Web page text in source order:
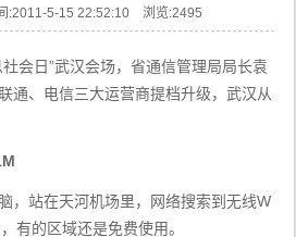
:2011-5-15 22:52:10 浏览:2495
会日”武汉会场，省通信管理局局长袁
通、电信三大运营商提档升级，武汉从
，站在天河机场里，网络搜索到无线W
有的区域还是免费使用。